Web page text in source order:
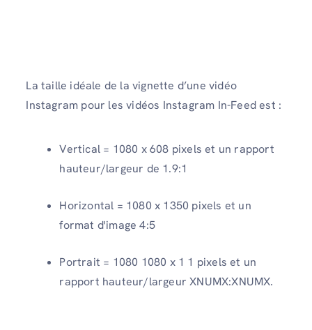
La taille idéale de la vignette d’une vidéo
Instagram pour les vidéos Instagram In-Feed est :
Vertical = 1080 x 608 pixels et un rapport
hauteur/largeur de 1.9:1
Horizontal = 1080 x 1350 pixels et un
format d'image 4:5
Portrait = 1080 1080 x 1 1 pixels et un
rapport hauteur/largeur XNUMX:XNUMX.